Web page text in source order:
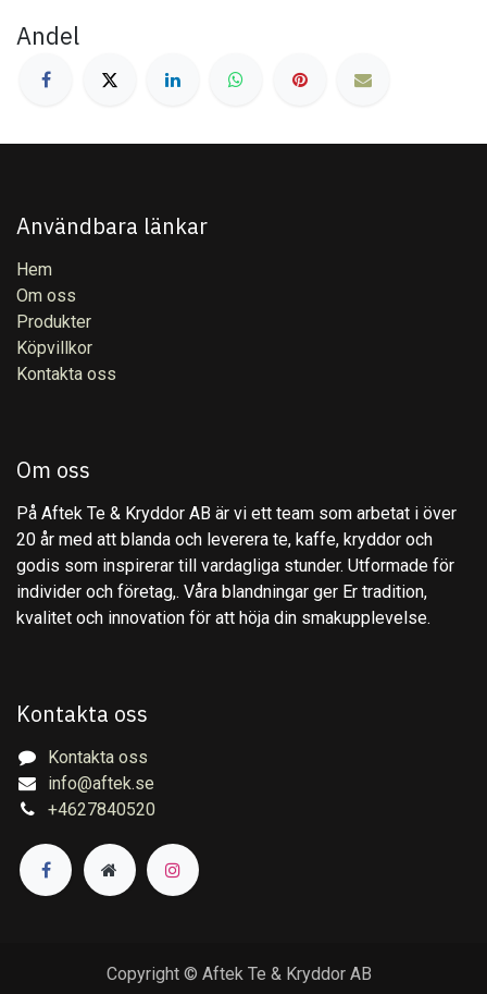
Andel
Användbara länkar
Hem
Om oss
Produkter
Köpvillkor
Kontakta oss
Om oss
På Aftek Te & Kryddor AB är vi ett team som arbetat i över
20 år med att blanda och leverera te, kaffe, kryddor och
godis som inspirerar till vardagliga stunder. Utformade för
individer och företag,. Våra blandningar ger Er tradition,
kvalitet och innovation för att höja din smakupplevelse.
Kontakta oss
Kontakta oss
info@aftek.se
+4627840520
Copyright © Aftek Te & Kryddor AB